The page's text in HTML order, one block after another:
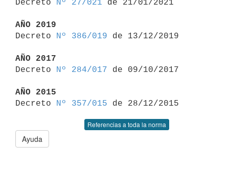
Decreto
Nº 27/021 de 21/01/2021
AÑO 2019
Decreto
Nº 386/019 de 13/12/2019
AÑO 2017
Decreto
Nº 284/017 de 09/10/2017
AÑO 2015
Decreto
Nº 357/015
Referencias a toda la norma
Ayuda